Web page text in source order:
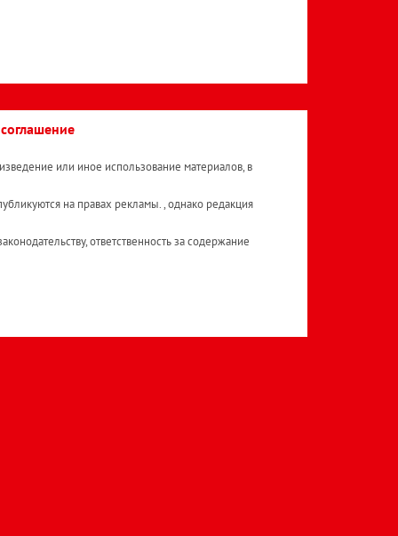
или иное использование материалов, в
на правах рекламы. , однако редакция
ответственность за содержание